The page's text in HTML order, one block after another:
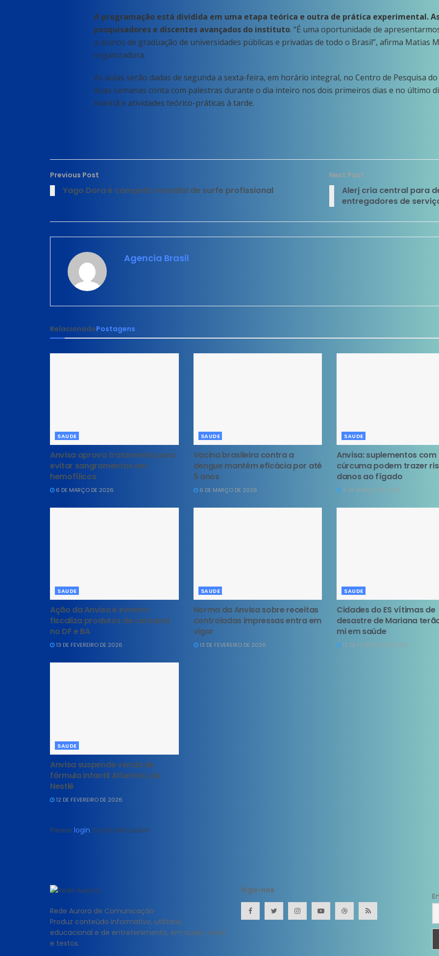
A programação está dividida em uma etapa teórica e outra de prática experimental.
pesquisadores e discentes avançados do instituto. “É uma oportunidade de
a alunos de graduação de universidades públicas e privadas de todo o Brasil”, afirma Matias
organizadora.
As aulas serão dadas de segunda a sexta-feira, em horário integral, no Centro de Pesquisa
duas semanas conta com palestras durante o dia inteiro nos dois primeiros dias e no último
manhã e atividades teórico-práticas à tarde.
Previous Post
Yago Dora é campeão mundial de surfe profissional
Next Post
Alerj cria central para
entregadores de
Agencia Brasil
RelacionadoPostagens
SAUDE
Anvisa aprova tratamento para
evitar sangramentos em
hemofílicos
6 DE MARÇO DE 2026
SAUDE
Vacina brasileira contra a
dengue mantém eficácia por até
5 anos
6 DE MARÇO DE 2026
SAUDE
Anvisa: suplementos com
cúrcuma podem trazer
danos ao fígado
6 DE MARÇO DE 2026
SAUDE
Ação da Anvisa e Inmetro
fiscaliza produtos de carnaval
no DF e BA
13 DE FEVEREIRO DE 2026
SAUDE
Norma da Anvisa sobre receitas
controladas impressas entra em
vigor
13 DE FEVEREIRO DE 2026
SAUDE
Cidades do ES vítimas de
desastre de Mariana terão
mi em saúde
12 DE FEVEREIRO DE 2026
SAUDE
Anvisa suspende venda de
fórmula infantil Alfamino, da
Nestlé
12 DE FEVEREIRO DE 2026
Please login to join discussion
Rede Aurora de Comunicação
Produz conteúdo informativo, utilitário,
educacional e de entretenimento; em áudio, vídeo
e textos.
Siga-nos